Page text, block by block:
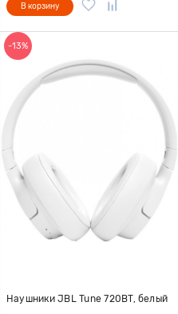
В корзину
-13%
Наушники JBL Tune 720BT, белый